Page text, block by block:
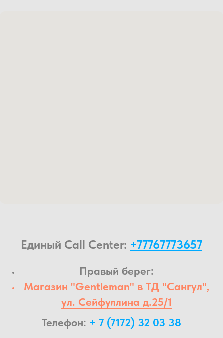
Единый Call Center: +77767773657
Правый берег:
Магазин "Gentleman" в ТД "Сангул",
ул. Сейфуллина д.25/1
Телефон: + 7 (7172) 32 03 38